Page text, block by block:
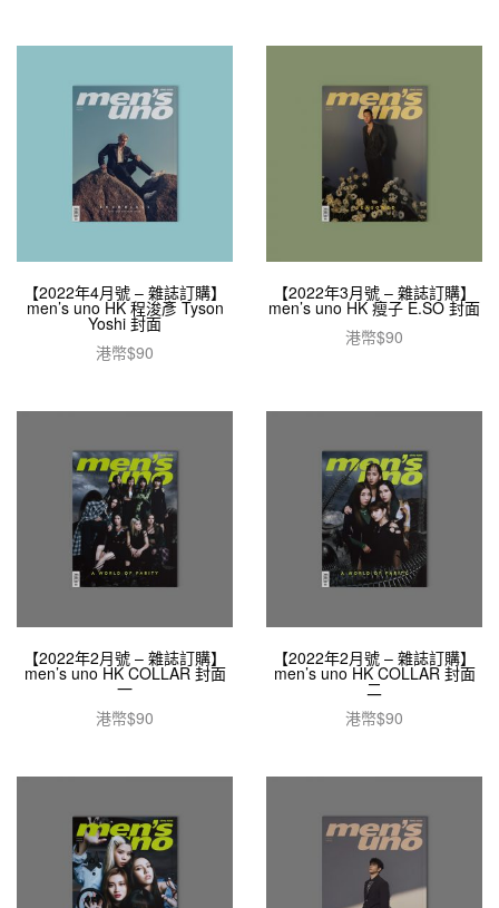
【2022年4月號 – 雜誌訂購】
men’s uno HK 程浚彥 Tyson
Yoshi 封面
港幣$90
【2022年3月號 – 雜誌訂購】
men’s uno HK 瘦子 E.SO 封面
港幣$90
【2022年2月號 – 雜誌訂購】
men’s uno HK COLLAR 封面
一
港幣$90
【2022年2月號 – 雜誌訂購】
men’s uno HK COLLAR 封面
二
港幣$90